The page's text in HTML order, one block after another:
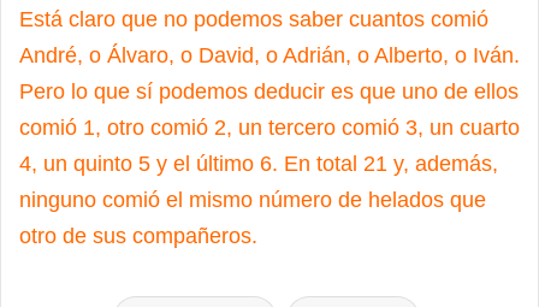
Está claro que no podemos saber cuantos comió
André, o Álvaro, o David, o Adrián, o Alberto, o Iván.
Pero lo que sí podemos deducir es que uno de ellos
comió 1, otro comió 2, un tercero comió 3, un cuarto
4, un quinto 5 y el último 6. En total 21 y, además,
ninguno comió el mismo número de helados que
otro de sus compañeros.